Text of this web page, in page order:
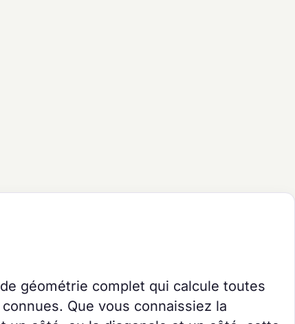
géométrie complet qui calcule toutes
Que vous connaissiez la